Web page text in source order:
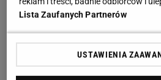
Ostatnie podobnie wysokie
oglądaliśmy 17 maja 2014
zdemolowali Macedończyków
MŚ siatkówka 2018. Portoryko
Lista Zaufanych Partnerów
USTAWIENIA